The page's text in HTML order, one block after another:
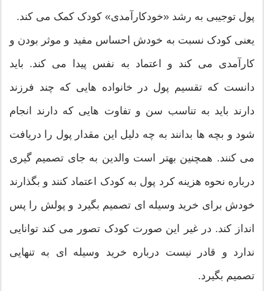
پول توجیبی به رشد «خودکارآمدی» کودک کمک می کند.
یعنی کودک نسبت به خودش احساس مفید و موثر بودن و
کارآمدی می کند و اعتماد به نفس پیدا می کند. باید
دانست که تقسیم پول در خانواده هایی که چند فرزند
دارند باید به تناسب سن و تفاوت هایی که دارند انجام
شود و بچه ها بدانند به چه دلیل این مقدار پول را دریافت
می کنند. همچنین بهتر است والدین به جای تصمیم گیری
درباره نحوه هزینه کرد پول به کودک اعتماد کنند و بگذارند
خودش برای خرید وسیله ای تصمیم بگیرد و پولش را پس
انداز کند. در غیر این صورت کودک تصور می کند توانایی
ندارد و قادر نیست درباره خرید وسیله ای به تنهایی
تصمیم بگیرد.